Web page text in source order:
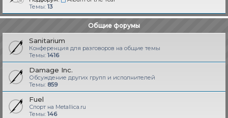
Темы: 13
Общие форумы
Sanitarium
Конференция для разговоров на общие темы
Темы: 1416
Damage Inc.
Обсуждение других групп и исполнителей
Темы: 859
Fuel
Спорт на Metallica.ru
Темы: 146